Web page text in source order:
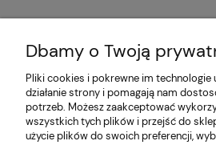
Na skróty
Informacje
Dbamy o Twoją
Pliki cookies i pokrewne im technologie
działanie strony i pomagają nam
potrzeb. Możesz zaakceptować
wszystkich tych plików i przejść do
użycie plików do swoich preferencji,